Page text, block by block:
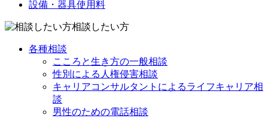
設備・器具使用料
相談したい方
各種相談
こころと生き方の一般相談
性別による人権侵害相談
キャリアコンサルタントによるライフキャリア相
談
男性のための電話相談